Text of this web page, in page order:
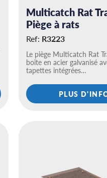
Multicatch Rat
Piège à rats
Ref: R3223
Le piège Multicatch Rat
boîte en acier galvanisé
tapettes intégrées…
PLUS